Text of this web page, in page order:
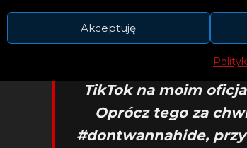
Akceptuję
mojego nowego
film „Dziewczyny z
Natomiast już dziś
TikTok na moim
Oprócz tego za
#dontwannahide,